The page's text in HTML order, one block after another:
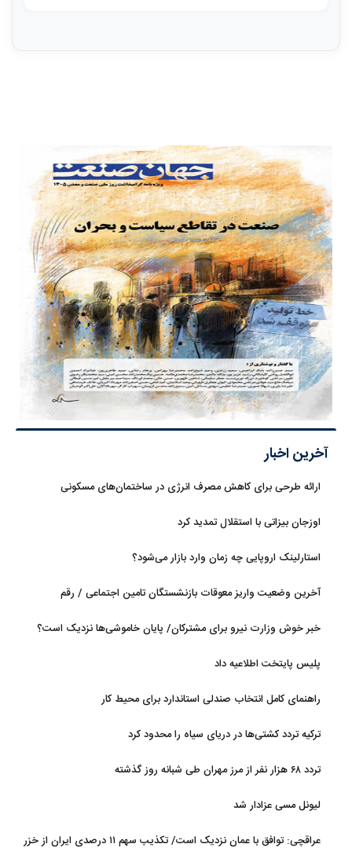
آخرین اخبار
ارائه طرحی برای کاهش مصرف انرژی در ساختمان‌های مسکونی
اوزجان بیزاتی با استقلال تمدید کرد
استارلینک اروپایی چه زمان وارد بازار می‌شود؟
آخرین وضعیت واریز معوقات بازنشستگان تامین اجتماعی / رقم
خبر خوش وزارت نیرو برای مشترکان/ پایان خاموشی‌ها نزدیک است؟
پلیس پایتخت اطلاعیه داد
راهنمای کامل انتخاب صندلی استاندارد برای محیط کار
ترکیه تردد کشتی‌ها در دریای سیاه را محدود کرد
تردد ۶۸ هزار نفر از مرز مهران طی شبانه روز گذشته
لیونل مسی عزادار شد
عراقچی: توافق با عمان نزدیک است/ تکذیب سهم ۱۱ درصدی ایران از خزر